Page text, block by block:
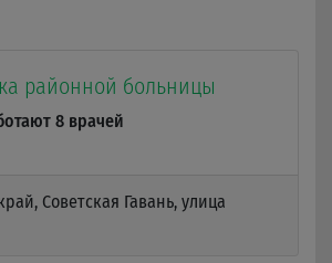
районной больницы
8 врачей
Советская Гавань, улица